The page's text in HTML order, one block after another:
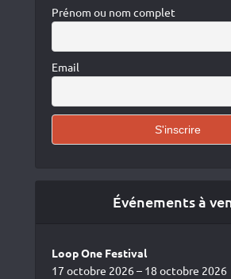
Prénom ou nom complet
Email
Événements à
Loop One Festival
17 octobre 2026 – 18 octobre 2026